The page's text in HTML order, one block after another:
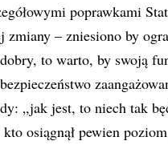
poprawkami
zmiany – zniesiono by
to warto, by swoją
„jak jest, to niech tak
osiągnął pewien